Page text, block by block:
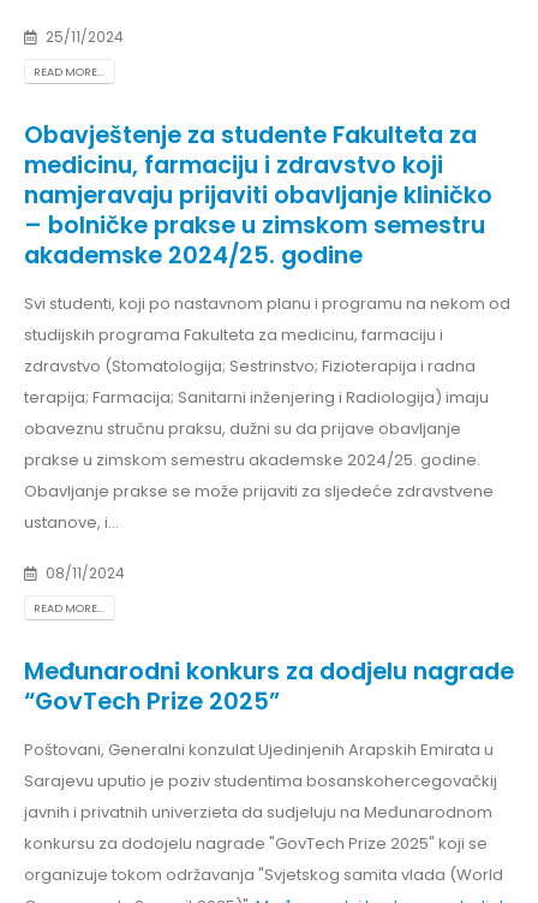
25/11/2024
READ MORE...
Obavještenje za studente Fakulteta za
medicinu, farmaciju i zdravstvo koji
namjeravaju prijaviti obavljanje kliničko
– bolničke prakse u zimskom semestru
akademske 2024/25. godine
Svi studenti, koji po nastavnom planu i programu na nekom od
studijskih programa Fakulteta za medicinu, farmaciju i
zdravstvo (Stomatologija; Sestrinstvo; Fizioterapija i radna
terapija; Farmacija; Sanitarni inženjering i Radiologija) imaju
obaveznu stručnu praksu, dužni su da prijave obavljanje
prakse u zimskom semestru akademske 2024/25. godine.
Obavljanje prakse se može prijaviti za sljedeće zdravstvene
ustanove, i...
08/11/2024
READ MORE...
Međunarodni konkurs za dodjelu nagrade
“GovTech Prize 2025”
Poštovani, Generalni konzulat Ujedinjenih Arapskih Emirata u
Sarajevu uputio je poziv studentima bosanskohercegovačkij
javnih i privatnih univerzieta da sudjeluju na Međunarodnom
konkursu za dodojelu nagrade "GovTech Prize 2025" koji se
organizuje tokom održavanja "Svjetskog samita vlada (World